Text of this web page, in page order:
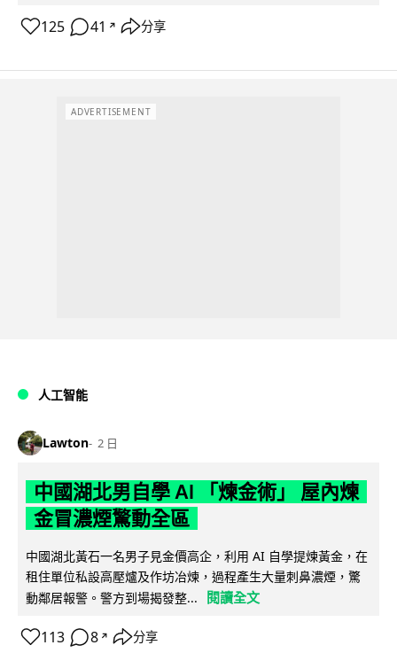
125 41 ↗ 分享
ADVERTISEMENT
人工智能
Lawton 2 日
中國湖北男自學 AI 「煉金術」 屋內煉
金冒濃煙驚動全區
中國湖北黃石一名男子見金價高企，利用 AI 自學提煉黃金，在
租住單位私設高壓爐及作坊冶煉，過程產生大量刺鼻濃煙，驚
動鄰居報警。警方到場揭發整...
閱讀全文
113 8 ↗ 分享